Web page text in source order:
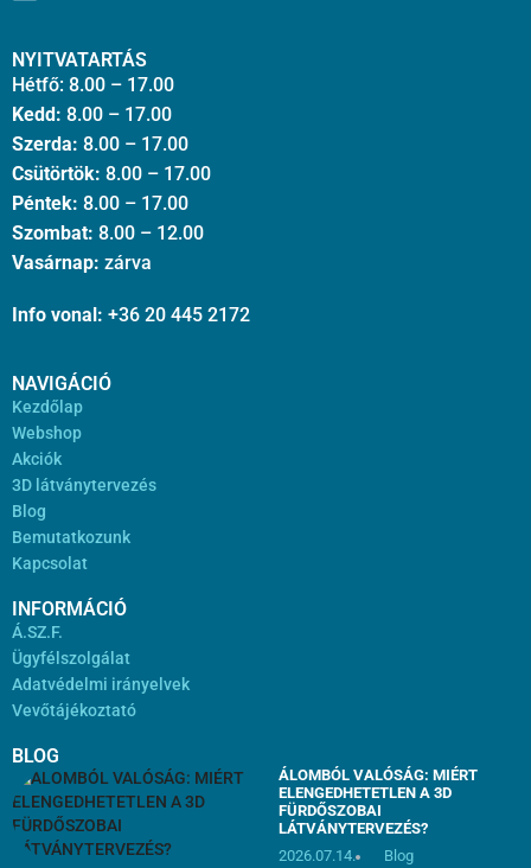
NYITVATARTÁS
Hétfő: 8.00 – 17.00
Kedd: 8.00 – 17.00
Szerda: 8.00 – 17.00
Csütörtök: 8.00 – 17.00
Péntek: 8.00 – 17.00
Szombat: 8.00 – 12.00
Vasárnap: zárva
Info vonal: +36 20 445 2172
NAVIGÁCIÓ
Kezdőlap
Webshop
Akciók
3D látványtervezés
Blog
Bemutatkozunk
Kapcsolat
INFORMÁCIÓ
Á.SZ.F.
Ügyfélszolgálat
Adatvédelmi irányelvek
Vevőtájékoztató
BLOG
ÁLOMBÓL VALÓSÁG: MIÉRT
ELENGEDHETETLEN A 3D
FÜRDŐSZOBAI
LÁTVÁNYTERVEZÉS?
2026.07.14.
Blog